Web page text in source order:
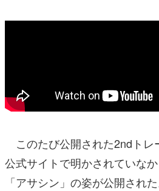
このたび公開された2ndトレ
公式サイトで明かされていな
「アサシン」の姿が公開された